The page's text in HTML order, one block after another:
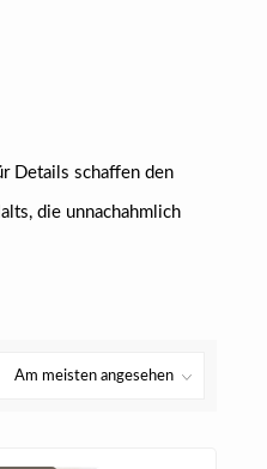
Details schaffen den
die unnachahmlich